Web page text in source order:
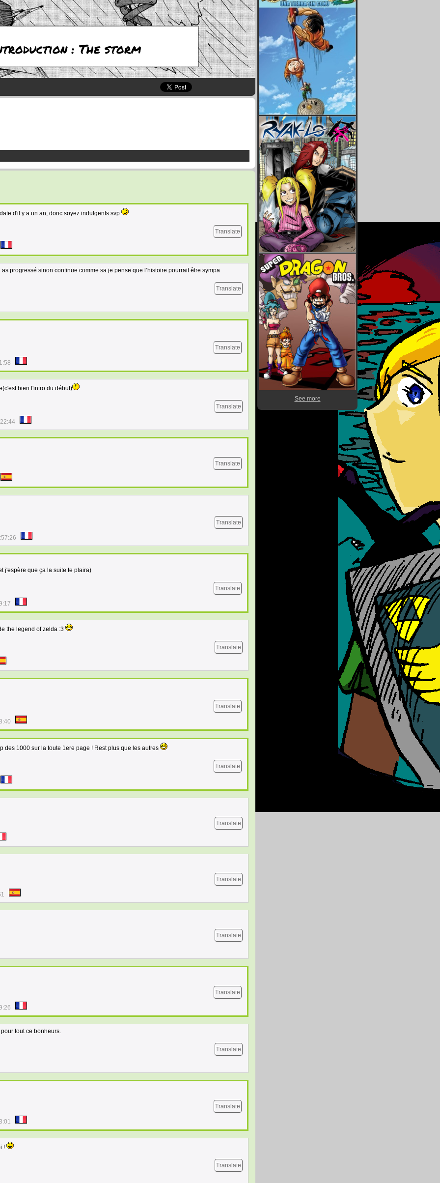
: The storm
d'il y a un an, donc soyez indulgents svp
Translate
progressé sinon continue comme sa je pense que l’histoire pourrait être sympa
Translate
Translate
bien l'intro du début)
Translate
Translate
Translate
j'espère que ça la suite te plaira)
Translate
the legend of zelda :3
Translate
Translate
des 1000 sur la toute 1ere page ! Rest plus que les autres
Translate
Translate
Translate
Translate
Translate
tout ce bonheurs.
Translate
Translate
!
Translate
See more